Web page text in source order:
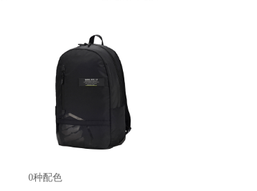
0种配色